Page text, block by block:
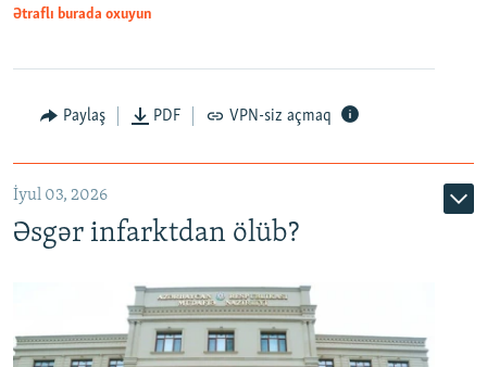
Auto 240p 360p 480p
720p 1080p
Ətraflı burada oxuyun
Paylaş PDF VPN-siz açmaq
İyul 03, 2026
Əsgər infarktdan ölüb?